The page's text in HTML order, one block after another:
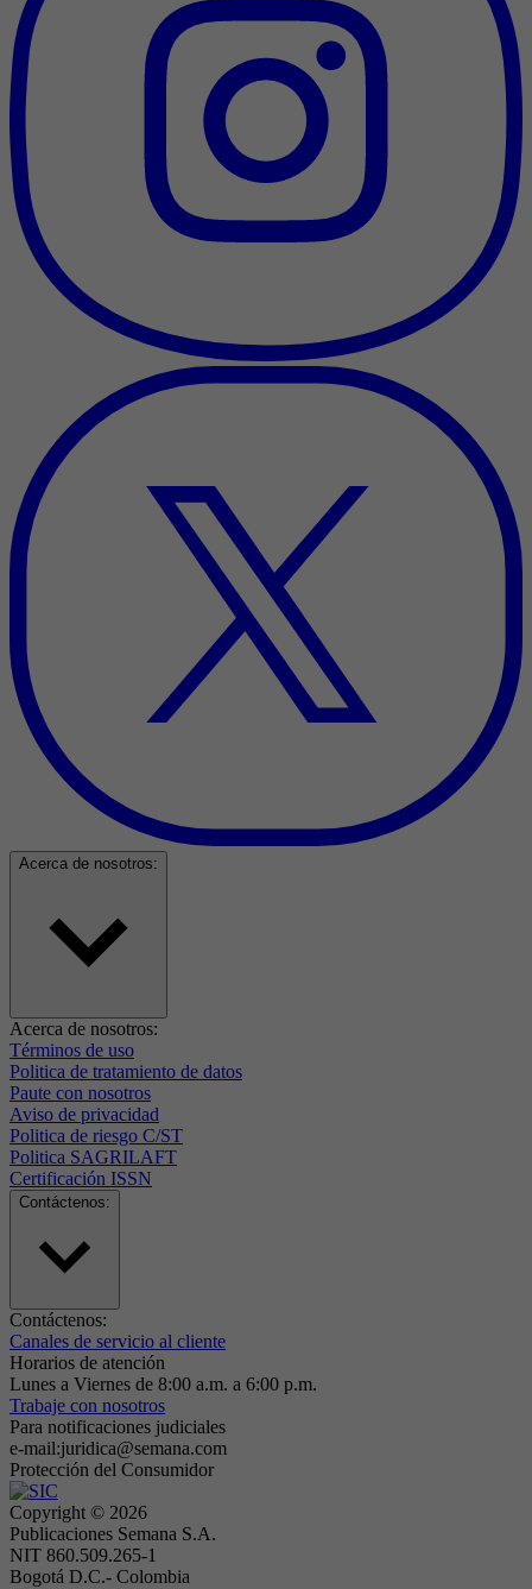
Acerca de nosotros:
Acerca de nosotros:
Términos de uso
Politica de tratamiento de datos
Paute con nosotros
Aviso de privacidad
Politica de riesgo C/ST
Politica SAGRILAFT
Certificación ISSN
Contáctenos:
Contáctenos:
Canales de servicio al cliente
Horarios de atención
Lunes a Viernes de 8:00 a.m. a 6:00 p.m.
Trabaje con nosotros
Para notificaciones judiciales
e-mail:juridica@semana.com
Protección del Consumidor
Copyright © 2026
Publicaciones Semana S.A.
NIT 860.509.265-1
Bogotá D.C.- Colombia